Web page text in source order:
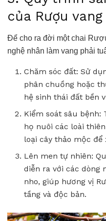
của Rượu
Để cho ra đời một chai
nghệ nhân làm vang phải
Chăm sóc đất: Sử
phân chuồng hoặc
hệ sinh thái đất bền
Kiểm soát sâu
họ nuôi các loài
loại cây thảo mộc
Lên men tự nhiên:
diễn ra với các dòng
nho, giúp hương vị
tầng và độc bản.